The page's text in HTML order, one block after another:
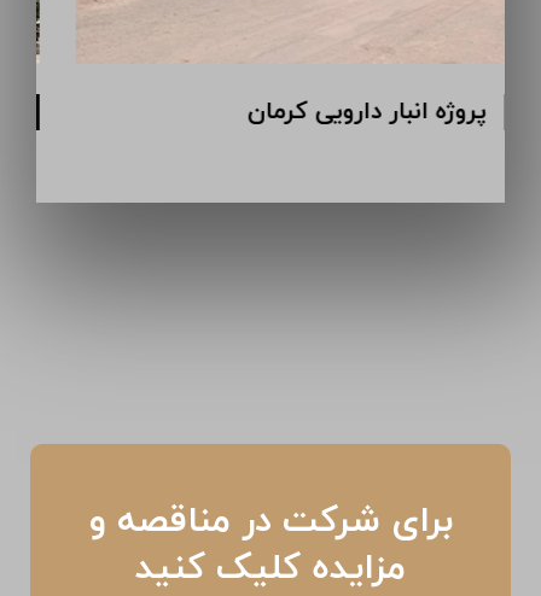
پروژه انبار دارویی کرمان
برای شرکت در مناقصه و
مزایده کلیک کنید